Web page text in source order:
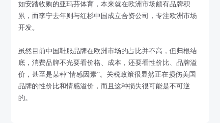
如安踏收购的亚玛芬体育，本来就在欧洲市场颇有品牌积
累，而李宁去年则与红杉中国成立合资公司，专注欧洲市场
开发。
虽然目前中国鞋服品牌在欧洲市场的占比并不高，但归根结
底，消费品牌不光要看价格、成本，还要看性价比、品牌溢
价，甚至是某种“情感因素”。关税政策很显然正在损伤美国
品牌的性价比和情感溢价，而且这种损失很可能是不可逆
的。